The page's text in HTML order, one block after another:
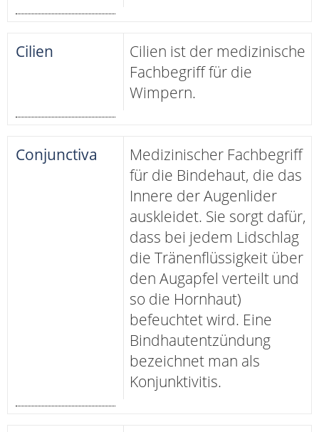
Cilien
Cilien ist der medizinische
Fachbegriff für die
Wimpern.
Conjunctiva
Medizinischer Fachbegriff
für die Bindehaut, die das
Innere der Augenlider
auskleidet. Sie sorgt dafür,
dass bei jedem Lidschlag
die Tränenflüssigkeit über
den Augapfel verteilt und
so die Hornhaut)
befeuchtet wird. Eine
Bindhautentzündung
bezeichnet man als
Konjunktivitis.